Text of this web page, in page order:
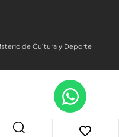
de Cultura y Deporte